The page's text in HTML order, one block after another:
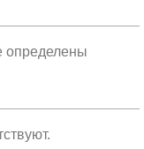
определены